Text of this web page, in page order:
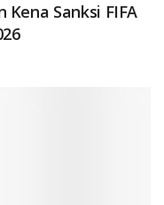
Kena Sanksi FIFA